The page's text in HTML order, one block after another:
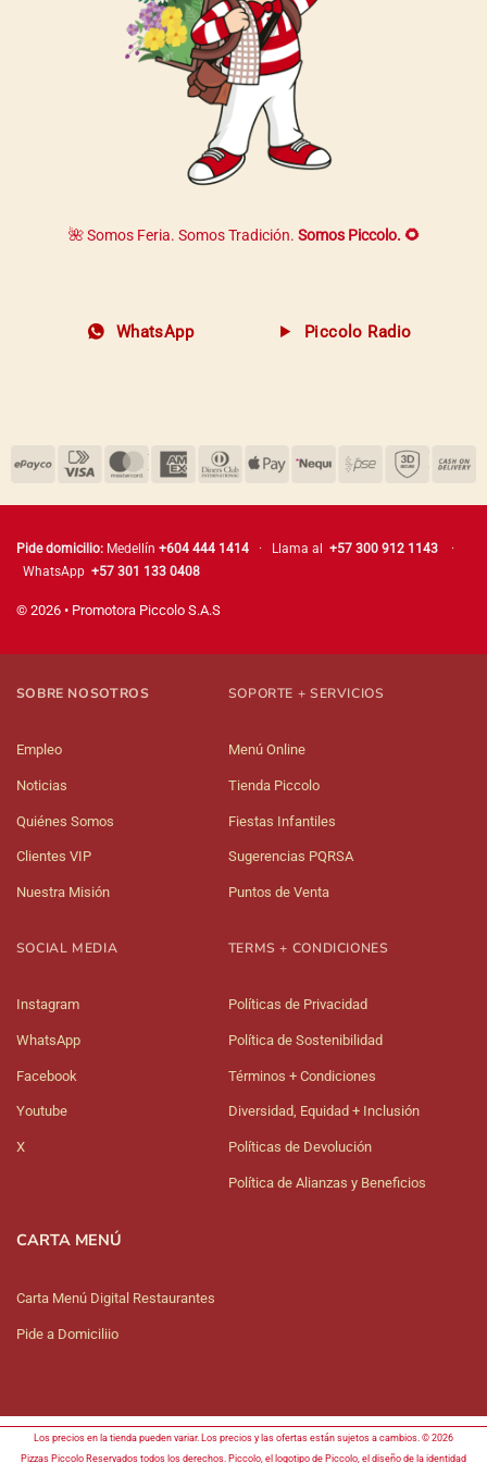
🌺 Somos Feria. Somos Tradición. Somos Piccolo. 🌻
WhatsApp Piccolo Radio
Pide domicilio: Medellín +604 444 1414 · Llama al +57 300 912 1143
·
WhatsApp +57 301 133 0408
© 2026 • Promotora Piccolo S.A.S
SOBRE NOSOTROS
Empleo
Noticias
Quiénes Somos
Clientes VIP
Nuestra Misión
SOPORTE + SERVICIOS
Menú Online
Tienda Piccolo
Fiestas Infantiles
Sugerencias PQRSA
Puntos de Venta
SOCIAL MEDIA
Instagram
WhatsApp
Facebook
Youtube
X
TERMS + CONDICIONES
Políticas de Privacidad
Política de Sostenibilidad
Términos + Condiciones
Diversidad, Equidad + Inclusión
Políticas de Devolución
Política de Alianzas y Beneficios
CARTA MENÚ
Carta Menú Digital Restaurantes
Pide a Domiciliio
Los precios en la tienda pueden variar. Los precios y las ofertas están sujetos a cambios. © 2026
Pizzas Piccolo Reservados todos los derechos. Piccolo, el logotipo de Piccolo, el diseño de la identidad